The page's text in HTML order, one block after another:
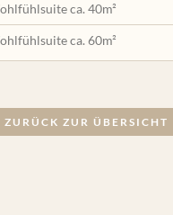
ca. 40m²
ca. 60m²
ZURÜCK ZUR ÜBERSICHT